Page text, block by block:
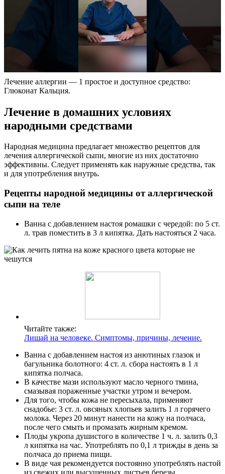
Лечение аллергии — 1 простое и доступное средство:
Глюконат Кальция.
Лечение в домашних условиях
народными средствами
Народная медицина предлагает множество рецептов для
лечения аллергической сыпи, многие из них достаточно
эффективны. Следует применять как наружные средства, так
и для употребления внутрь.
Рецепты народной медицины от аллергической
сыпи на теле
Ванна с добавлением настоя ромашки с чередой: по 5 ст.
л. трав поместить в 3 л кипятка. Дать настояться 2 часа.
Читайте также:
Лишай на человеке. Симптомы, причины, лечение.
Ванна с добавлением настоя из анютиных глазок и
багульника болотного: 4 ст. л. сбора настоять в 1 л
кипятка полчаса.
В качестве мази используют масло черного тмина,
смазывая пораженные участки утром и вечером.
Для того, чтобы кожа не пересыхала, применяют
снадобье: 3 ст. л. овсяных хлопьев залить 1 л горячего
молока. Через 20 минут нанести на кожу на полчаса,
после чего смыть и промазать жирным кремом.
Плоды укропа душистого в количестве 1 ч. л. залить 0,3
л кипятка на час. Употреблять по 0,1 л трижды в день за
полчаса до приема пищи.
В виде чая рекомендуется постоянно употреблять настой
из свежих или высушенных листьев березы.